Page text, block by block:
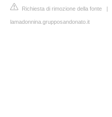
Richiesta di rimozione della fonte |
lamadonnina.grupposandonato.it